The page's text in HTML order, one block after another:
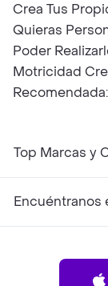
Crea Tus
Quieras
Poder
Motricidad
Top Marcas y
Encuéntranos